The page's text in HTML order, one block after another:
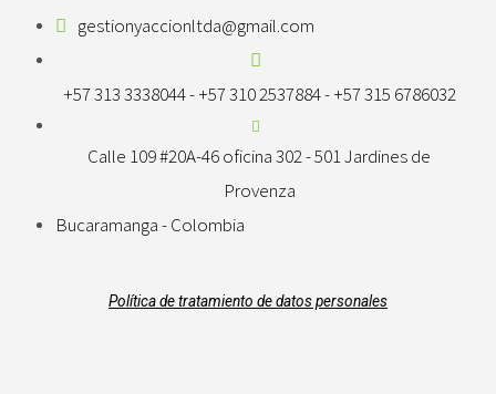
gestionyaccionltda@gmail.com
+57 313 3338044 - +57 310 2537884 - +57 315 6786032
Calle 109 #20A-46 oficina 302 - 501 Jardines de
Provenza
Bucaramanga - Colombia
Política de tratamiento de datos personales